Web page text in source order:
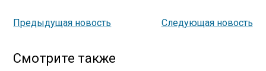
Предыдущая новость Следующая новость
Смотрите также